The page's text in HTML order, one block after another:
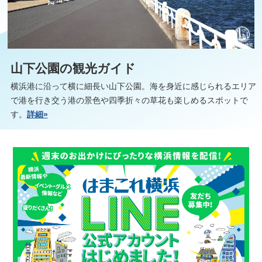
山下公園の観光ガイド
横浜港に沿って横に細長い山下公園。海を身近に感じられるエリア
で港を行き交う港の景色や四季折々の草花も楽しめるスポットで
す。 詳細»